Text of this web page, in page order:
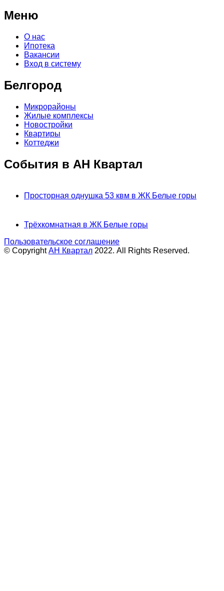
Меню
О нас
Ипотека
Вакансии
Вход в систему
Белгород
Микрорайоны
Жилые комплексы
Новостройки
Квартиры
Коттеджи
События в АН Квартал
Просторная однушка 53 квм в ЖК Белые горы
Трёхкомнатная в ЖК Белые горы
Пользовательское соглашение
© CopyrightАН Квартал 2022. All Rights Reserved.